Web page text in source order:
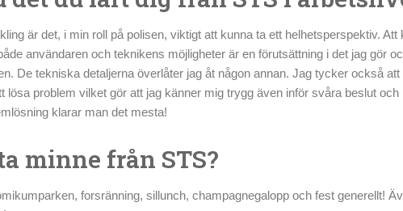
är det, i min roll på polisen, viktigt att kunna ta ett helhetsperspektiv. Att
användaren och teknikens möjligheter är en förutsättning i det jag gör
De tekniska detaljerna överlåter jag åt någon annan. Jag tycker också att
lösa problem vilket gör att jag känner mig trygg även inför svåra beslut och
klarar man det mesta!
minne från STS?
forsränning, sillunch, champagnegalopp och fest generellt!